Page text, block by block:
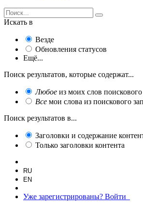
Искать в
Везде
Обновления статусов
Ещё...
Поиск результатов, которые содержат...
Любое из моих слов поискового
Все мои слова из поискового
Поиск результатов в...
Заголовки и содержание
Только заголовки контента
RU
EN
Уже зарегистрированы? Войти